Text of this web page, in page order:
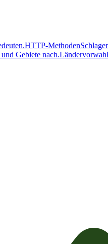
HTTP-Methoden
Gebiete nach.